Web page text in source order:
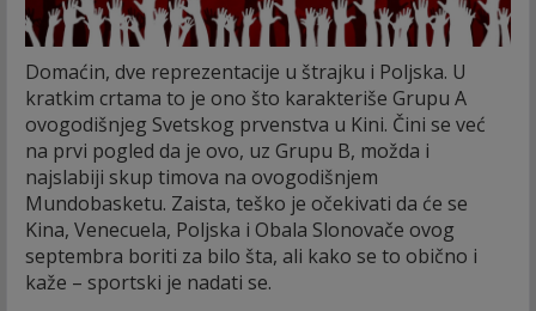
Domaćin, dve reprezentacije u štrajku i Poljska. U
kratkim crtama to je ono što karakteriše Grupu A
ovogodišnjeg Svetskog prvenstva u Kini. Čini se već
na prvi pogled da je ovo, uz Grupu B, možda i
najslabiji skup timova na ovogodišnjem
Mundobasketu. Zaista, teško je očekivati da će se
Kina, Venecuela, Poljska i Obala Slonovače ovog
septembra boriti za bilo šta, ali kako se to obično i
kaže – sportski je nadati se.